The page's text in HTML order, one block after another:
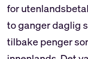
for
to ganger daglig
tilbake penger